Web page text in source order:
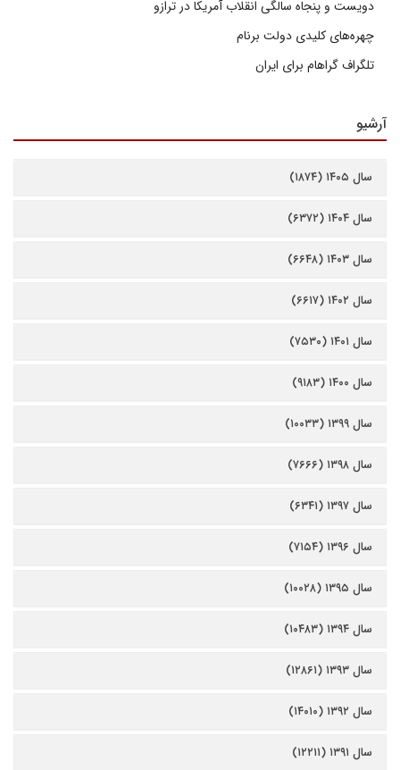
دویست و پنجاه سالگی انقلاب آمریکا در ترازو
چهره‌های کلیدی دولت برنام
تلگراف گراهام برای ایران
آرشیو
سال ۱۴۰۵ (۱۸۷۴)
سال ۱۴۰۴ (۶۳۷۲)
سال ۱۴۰۳ (۶۶۴۸)
سال ۱۴۰۲ (۶۶۱۷)
سال ۱۴۰۱ (۷۵۳۰)
سال ۱۴۰۰ (۹۱۸۳)
سال ۱۳۹۹ (۱۰۰۳۳)
سال ۱۳۹۸ (۷۶۶۶)
سال ۱۳۹۷ (۶۳۴۱)
سال ۱۳۹۶ (۷۱۵۴)
سال ۱۳۹۵ (۱۰۰۲۸)
سال ۱۳۹۴ (۱۰۴۸۳)
سال ۱۳۹۳ (۱۲۸۶۱)
سال ۱۳۹۲ (۱۴۰۱۰)
سال ۱۳۹۱ (۱۲۲۱۱)